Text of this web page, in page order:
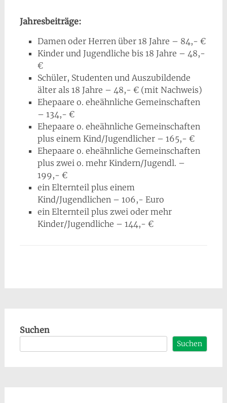
Jahresbeiträge:
Damen oder Herren über 18 Jahre – 84,- €
Kinder und Jugendliche bis 18 Jahre – 48,-
€
Schüler, Studenten und Auszubildende
älter als 18 Jahre – 48,- € (mit Nachweis)
Ehepaare o. eheähnliche Gemeinschaften
– 134,- €
Ehepaare o. eheähnliche Gemeinschaften
plus einem Kind/Jugendlicher – 165,- €
Ehepaare o. eheähnliche Gemeinschaften
plus zwei o. mehr Kindern/Jugendl. –
199,- €
ein Elternteil plus einem
Kind/Jugendlichen – 106,- Euro
ein Elternteil plus zwei oder mehr
Kinder/Jugendliche – 144,- €
Suchen
Suchen